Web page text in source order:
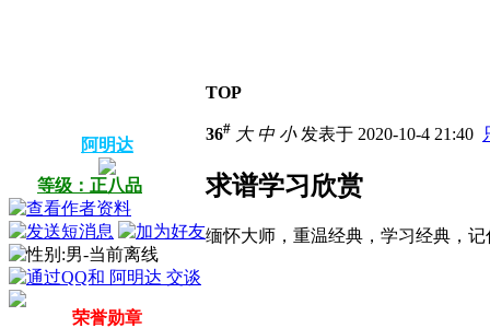
TOP
阿明达
等级：正八品
荣誉勋章
36# 大 中 小发表于 2020-10-4 21:40
求谱学习欣赏
缅怀大师，重温经典，学习经典，